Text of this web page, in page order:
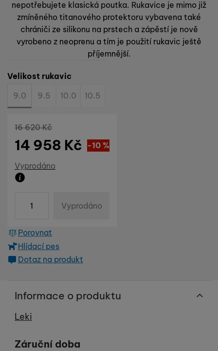
návštěv a zdroje návštěv našich internetových stránek. Data
získaná pomocí těchto cookies zpracováváme souhrnně a
anonymně, takže nejsme schopni identifikovat konkrétní
uživatele našeho webu.
reklamou.
Povoleno
Marketingové cookies používáme my nebo naši partneři,
abychom vám mohli zobrazit vhodné obsahy nebo reklamy jak
nepotřebujete klasická poutka. Rukavice je mimo již
zmíněného titanového protektoru vybavena také
chrániči ze silikonu na prstech a zápěstí je nově
vyrobeno z neoprenu a tím je použití rukavic ještě
příjemnější.
Vyberte variantu
Velikost rukavic
9.0 9.5 10.0 10.5
Dostupnost
Vyprodáno
Původní cena
16 620Kč
Sleva
1 662
(
-10 %
14 958 Kč
Vyprodáno
Porovnat
Hlídací pes
Dotaz na produkt
Informace o produktu
Výrobce
Leki
Záruční doba